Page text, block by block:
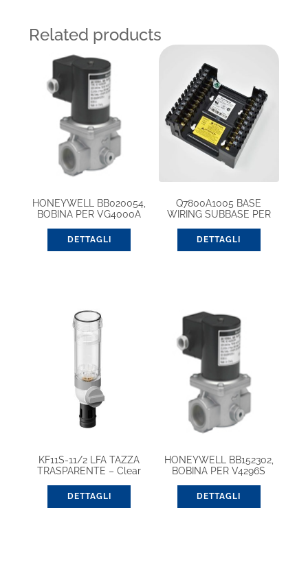
Related products
HONEYWELL BB020054,
BOBINA PER VG4000A
DETTAGLI
Q7800A1005 BASE
WIRING SUBBASE PER
DETTAGLI
KF11S-11/2 LFA TAZZA
TRASPARENTE – Clear
2″
DETTAGLI
HONEYWELL BB152302,
BOBINA PER V4296S
DETTAGLI